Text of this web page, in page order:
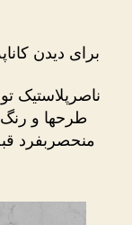
برای دیدن
ناصرپلاستیک
طرحها و
منحصربفرد